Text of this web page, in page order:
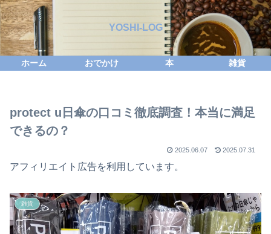
YOSHI-LOG
ホーム おでかけ 本 雑貨
protect u日傘の口コミ徹底調査！本当に満足
できるの？
2025.06.07 2025.07.31
アフィリエイト広告を利用しています。
雑貨